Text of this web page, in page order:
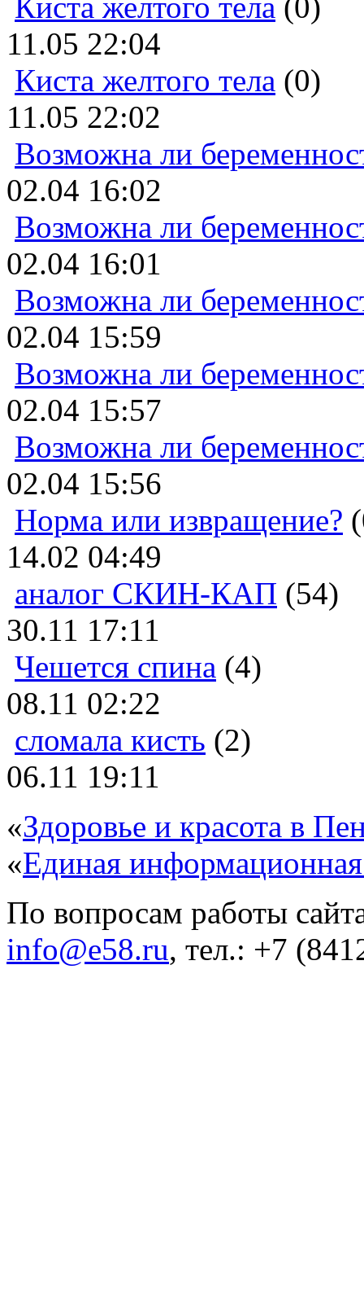
11.05 22:04
Киста желтого тела (0)
11.05 22:02
Возможна ли
02.04 16:02
Возможна ли
02.04 16:01
Возможна ли
02.04 15:59
Возможна ли
02.04 15:57
Возможна ли
02.04 15:56
Норма или извращение?
14.02 04:49
аналог СКИН-КАП (54)
30.11 17:11
Чешется спина (4)
08.11 02:22
сломала кисть (2)
06.11 19:11
«Здоровье и красота в
«Единая
По вопросам работы
info@e58.ru, тел.: +7